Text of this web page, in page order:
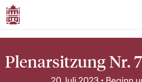
Plenarsitzung Nr.